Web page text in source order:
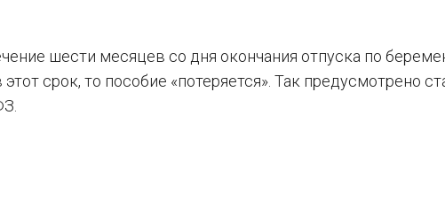
шести месяцев со дня окончания отпуска по
срок, то пособие «потеряется». Так предусмотрено